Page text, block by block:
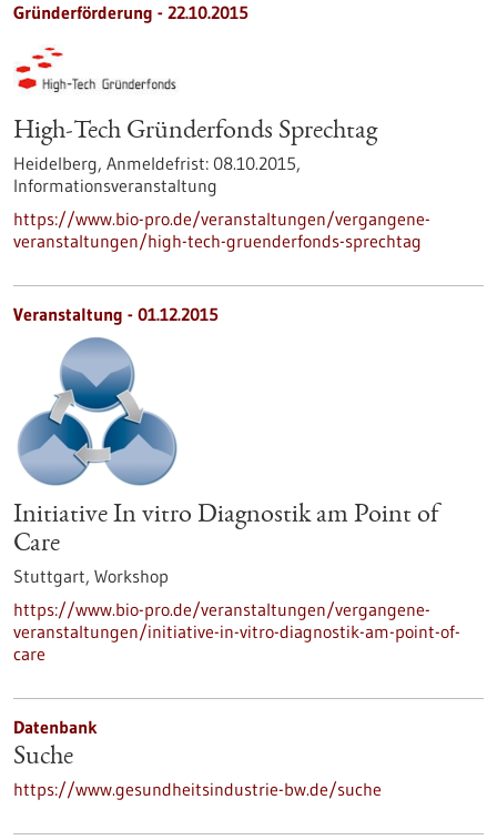
Gründerförderung - 22.10.2015
High-Tech Gründerfonds Sprechtag
Heidelberg, Anmeldefrist: 08.10.2015,
Informationsveranstaltung
https://www.bio-pro.de/veranstaltungen/vergangene-
veranstaltungen/high-tech-gruenderfonds-sprechtag
Veranstaltung - 01.12.2015
Initiative In vitro Diagnostik am Point of
Care
Stuttgart, Workshop
https://www.bio-pro.de/veranstaltungen/vergangene-
veranstaltungen/initiative-in-vitro-diagnostik-am-point-of-
care
Datenbank
Suche
https://www.gesundheitsindustrie-bw.de/suche